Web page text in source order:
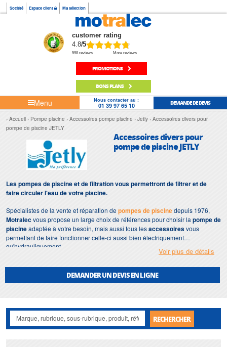
Société Espace client Ma sélection
customer rating
4.8/5
598 reviews More reviews
PROMOTIONS
BONS PLANS
Menu Nous contacter au :
01 39 97 65 10 DEMANDE DE DEVIS
Accueil Pompe piscine Accessoires pompe piscine Jetly
Accessoires divers pour
pompe de piscine JETLY
Accessoires divers pour
pompe de piscine JETLY
Les pompes de piscine et de filtration vous permettront de filtrer et de
faire circuler l'eau de votre piscine.
Spécialistes de la vente et réparation depompes de piscinedepuis 1976,
Motralecvous propose un large choix de références pour choisir la pompe de
piscineadaptée à votre besoin, mais aussi tous lesaccessoiresvous
permettant de faire fonctionner celle-ci aussi bien électriquement
qu'hydrauliquement
jour avec de nouvelles solutions et de nouveaux matériaux.
Voir plus de détails
DEMANDER UN DEVIS EN LIGNE
RECHERCHER